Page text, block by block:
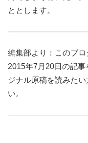
ととします。
編集部より：このブロ
2015年7月20日の記事
ジナル原稿を読みたい
い。